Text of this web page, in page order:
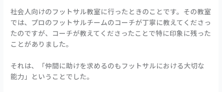
社会人向けのフットサル教室に行ったときのことです。その教室
では、プロのフットサルチームのコーチが丁寧に教えてくださっ
たのですが、コーチが教えてくださったことで特に印象に残った
ことがありました。
それは、「仲間に助けを求めるのもフットサルにおける大切な
能力」ということでした。